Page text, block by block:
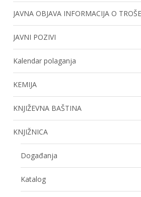
JAVNA OBJAVA INFORMACIJA O
JAVNI POZIVI
Kalendar polaganja
KEMIJA
KNJIŽEVNA BAŠTINA
KNJIŽNICA
Događanja
Katalog